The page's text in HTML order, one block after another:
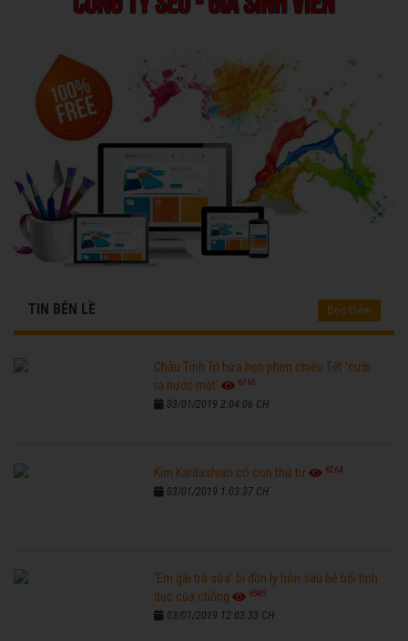
TIN BÊN LỀ Đọc thêm
Châu Tinh Trì hứa hẹn phim chiếu Tết 'cười
ra nước mắt'
6765
03/01/2019 2:04:06 CH
Kim Kardashian có con thứ tư 6264
03/01/2019 1:03:37 CH
'Em gái trà sữa' bị đồn ly hôn sau bê bối tình
dục của chồng
6585
03/01/2019 12:03:33 CH